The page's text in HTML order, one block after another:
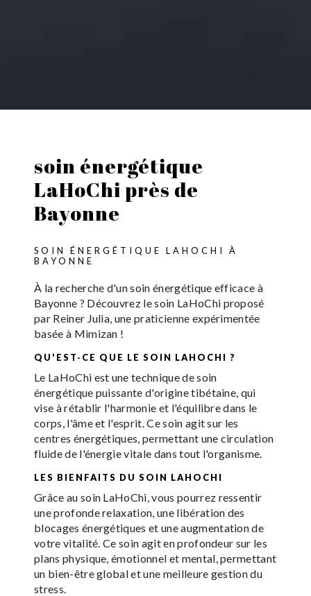
soin énergétique
LaHoChi près de
Bayonne
SOIN ÉNERGÉTIQUE LAHOCHI À
BAYONNE
À la recherche d'un soin énergétique efficace à
Bayonne ? Découvrez le soin LaHoChi proposé
par Reiner Julia, une praticienne expérimentée
basée à Mimizan !
QU'EST-CE QUE LE SOIN LAHOCHI ?
Le LaHoChi est une technique de soin
énergétique puissante d'origine tibétaine, qui
vise à rétablir l'harmonie et l'équilibre dans le
corps, l'âme et l'esprit. Ce soin agit sur les
centres énergétiques, permettant une circulation
fluide de l'énergie vitale dans tout l'organisme.
LES BIENFAITS DU SOIN LAHOCHI
Grâce au soin LaHoChi, vous pourrez ressentir
une profonde relaxation, une libération des
blocages énergétiques et une augmentation de
votre vitalité. Ce soin agit en profondeur sur les
plans physique, émotionnel et mental, permettant
un bien-être global et une meilleure gestion du
stress.